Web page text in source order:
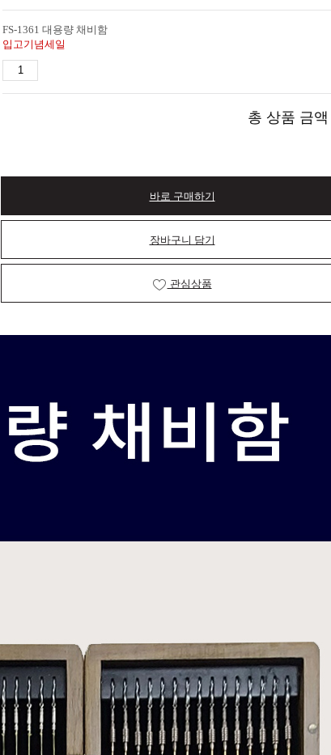
FS-1361 대용량 채비함
입고기념세일
총 상품 금액
바로 구매하기
장바구니 담기
관심상품